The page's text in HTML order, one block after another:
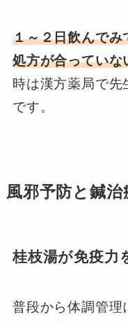
１～２日飲んでみ
処方が合っていな
時は漢方薬局で先
です。
風邪予防と鍼治
桂枝湯が免疫力
普段から体調管理